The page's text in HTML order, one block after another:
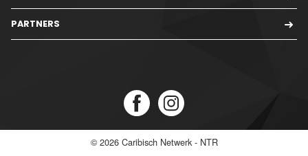
PARTNERS
© 2026 Caribisch Netwerk - NTR